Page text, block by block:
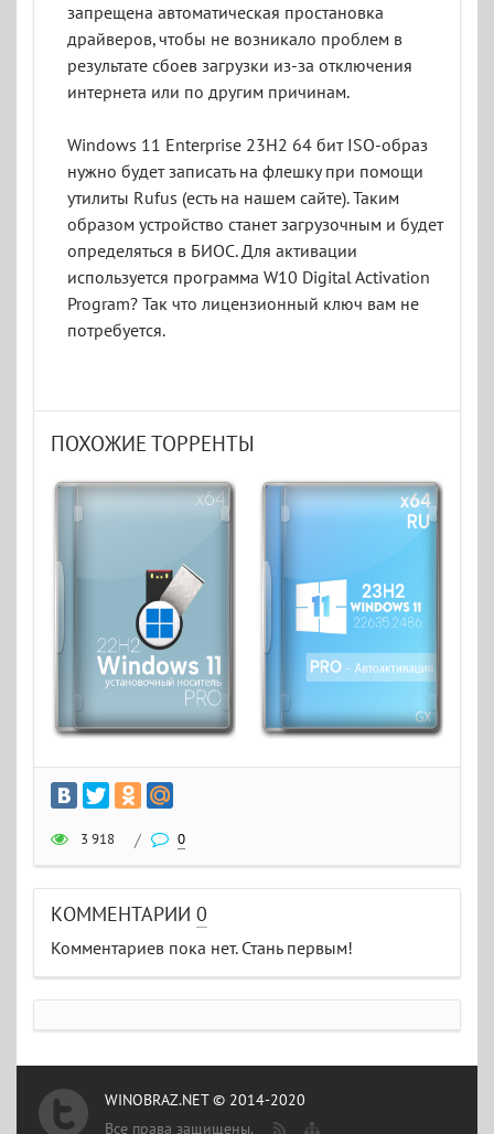
запрещена автоматическая простановка
драйверов, чтобы не возникало проблем в
результате сбоев загрузки из-за отключения
интернета или по другим причинам.
Windows 11 Enterprise 23H2 64 бит ISO-образ
нужно будет записать на флешку при помощи
утилиты Rufus (есть на нашем сайте). Таким
образом устройство станет загрузочным и будет
определяться в БИОС. Для активации
используется программа W10 Digital Activation
Program? Так что лицензионный ключ вам не
потребуется.
ПОХОЖИЕ ТОРРЕНТЫ
3 918 / 0
КОММЕНТАРИИ 0
Комментариев пока нет. Стань первым!
WINOBRAZ.NET © 2014-2020
Все права защищены.